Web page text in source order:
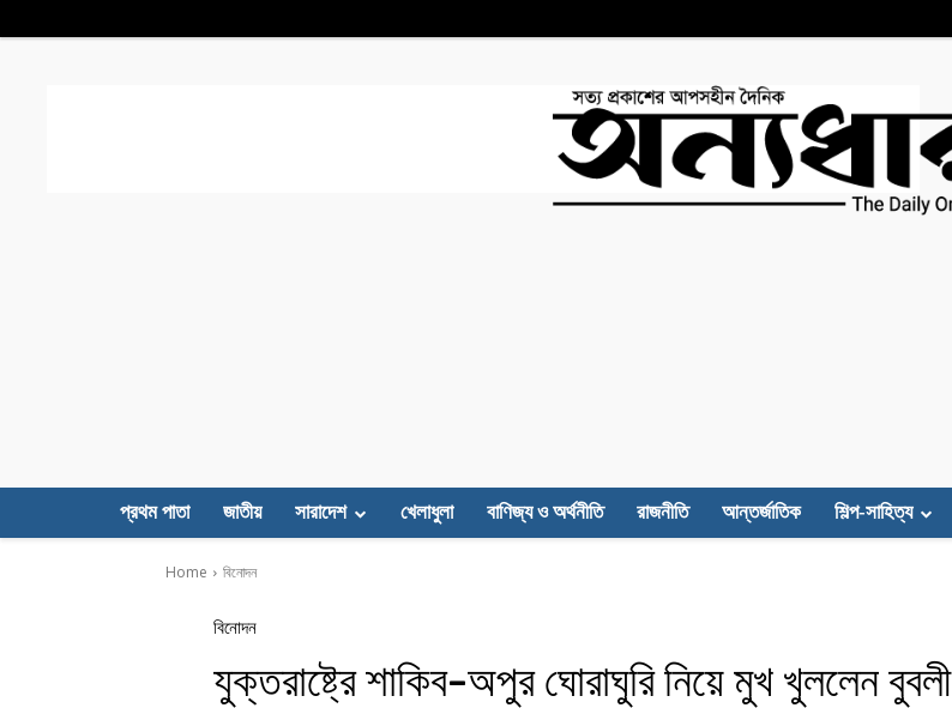
প্রথম পাতা জাতীয় সারাদেশ খেলাধুলা বাণিজ্য ও অর্থনীতি রাজনীতি আন্তর্জাতিক শিল্প-সাহিত্য
Home বিনোদন
বিনোদন
যুক্তরাষ্ট্রে শাকিব-অপুর ঘোরাঘুরি নিয়ে মুখ খুললেন বুবলী